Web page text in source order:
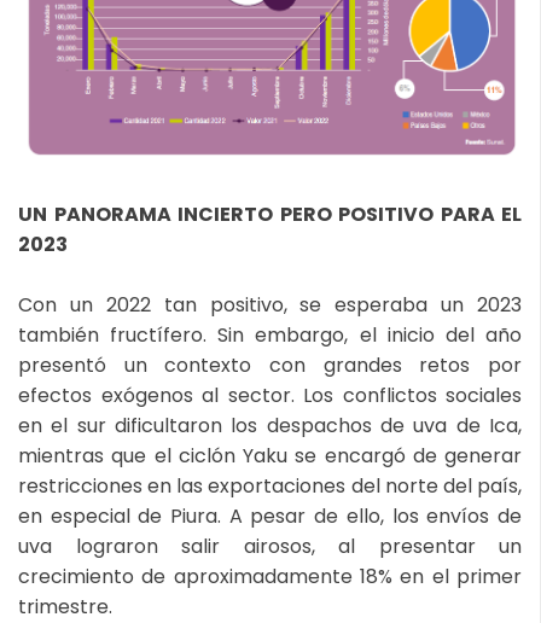
UN PANORAMA INCIERTO PERO POSITIVO PARA EL
2023
Con un 2022 tan positivo, se esperaba un 2023
también fructífero. Sin embargo, el inicio del año
presentó un contexto con grandes retos por
efectos exógenos al sector. Los conflictos sociales
en el sur dificultaron los despachos de uva de Ica,
mientras que el ciclón Yaku se encargó de generar
restricciones en las exportaciones del norte del país,
en especial de Piura. A pesar de ello, los envíos de
uva lograron salir airosos, al presentar un
crecimiento de aproximadamente 18% en el primer
trimestre.